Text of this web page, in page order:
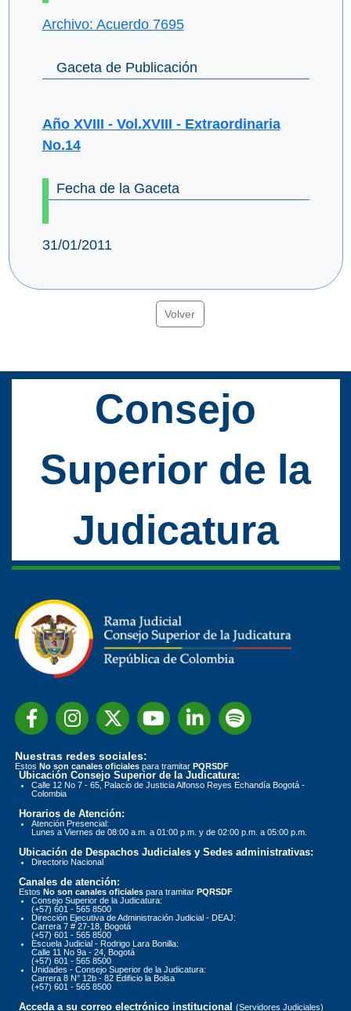
Archivo: Acuerdo 7695
Gaceta de Publicación
Año XVIII - Vol.XVIII - Extraordinaria
No.14
Fecha de la Gaceta
31/01/2011
Volver
Consejo
Superior de la
Judicatura
Nuestras redes sociales:
Estos No son canales oficiales para tramitar PQRSDF
Ubicación Consejo Superior de la Judicatura:
Calle 12 No 7 - 65, Palacio de Justicia Alfonso Reyes Echandía Bogotá -
Colombia
Horarios de Atención:
Atención Presencial:
Lunes a Viernes de 08:00 a.m. a 01:00 p.m. y de 02:00 p.m. a 05:00 p.m.
Ubicación de Despachos Judiciales y Sedes administrativas:
Directorio Nacional
Canales de atención:
Estos No son canales oficiales para tramitar PQRSDF
Consejo Superior de la Judicatura:
(+57) 601 - 565 8500
Dirección Ejecutiva de Administración Judicial - DEAJ:
Carrera 7 # 27-18, Bogotá
(+57) 601 - 565 8500
Escuela Judicial - Rodrigo Lara Bonilla:
Calle 11 No 9a - 24, Bogotá
(+57) 601 - 565 8500
Unidades - Consejo Superior de la Judicatura:
Carrera 8 N° 12b - 82 Edificio la Bolsa
(+57) 601 - 565 8500
Acceda a su correo electrónico institucional (Servidores Judiciales)